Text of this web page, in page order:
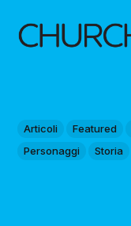
Articoli Featured
Personaggi
Storia